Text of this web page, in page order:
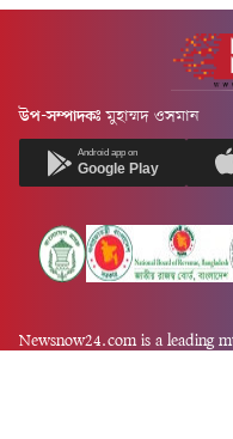
উপ-সম্পাদকঃ মুহাম্মদ ওসমান
Android app on
Google Play
Newsnow24.com is a leading